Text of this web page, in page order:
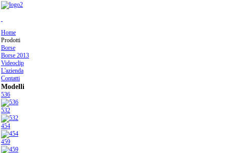
Home
Prodotti
Borse
Borse 2013
Videoclip
L'azienda
Contatti
Modelli
536
532
454
459